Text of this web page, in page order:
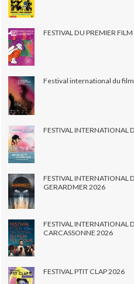
FESTIVAL DU PREMIER
Festival international du film
FESTIVAL INTERNATIONAL
FESTIVAL INTERNATIONAL
GERARDMER 2026
FESTIVAL INTERNATIONAL
CARCASSONNE 2026
FESTIVAL PTIT CLAP 2026